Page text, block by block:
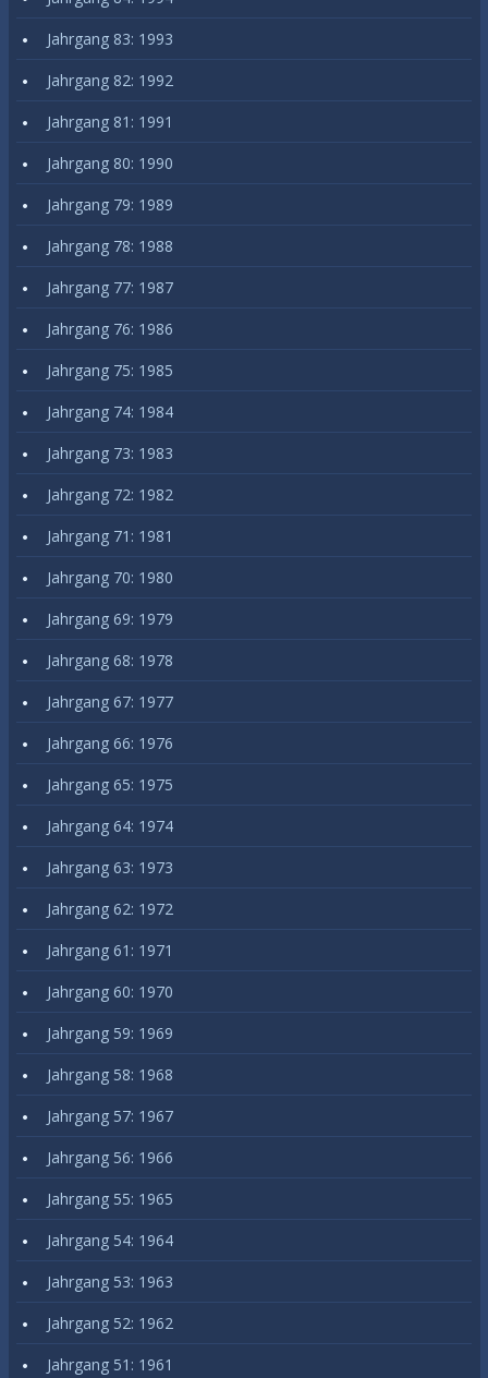
Jahrgang 83: 1993
Jahrgang 82: 1992
Jahrgang 81: 1991
Jahrgang 80: 1990
Jahrgang 79: 1989
Jahrgang 78: 1988
Jahrgang 77: 1987
Jahrgang 76: 1986
Jahrgang 75: 1985
Jahrgang 74: 1984
Jahrgang 73: 1983
Jahrgang 72: 1982
Jahrgang 71: 1981
Jahrgang 70: 1980
Jahrgang 69: 1979
Jahrgang 68: 1978
Jahrgang 67: 1977
Jahrgang 66: 1976
Jahrgang 65: 1975
Jahrgang 64: 1974
Jahrgang 63: 1973
Jahrgang 62: 1972
Jahrgang 61: 1971
Jahrgang 60: 1970
Jahrgang 59: 1969
Jahrgang 58: 1968
Jahrgang 57: 1967
Jahrgang 56: 1966
Jahrgang 55: 1965
Jahrgang 54: 1964
Jahrgang 53: 1963
Jahrgang 52: 1962
Jahrgang 51: 1961